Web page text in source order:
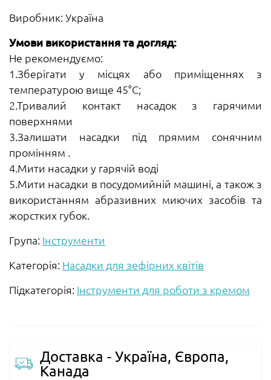
Виробник: Україна
Умови використання та догляд:
Не рекомендуємо:
1.Зберігати у місцях або приміщеннях з
температурою вище 45°С;
2.Тривалий контакт насадок з гарячими
поверхнями
3.Залишати насадки під прямим сонячним
промінням .
4.Мити насадки у гарячій воді
5.Мити насадки в посудомийній машині, а також з
використанням абразивних миючих засобів та
жорстких губок.
Група: Інструменти
Категорія: Насадки для зефірних квітів
Підкатегорія: Інструменти для роботи з кремом
Доставка - Україна, Європа,
Канада